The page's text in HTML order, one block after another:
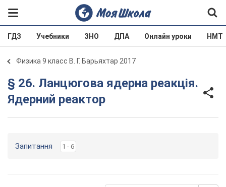
ГДЗ Учебники ЗНО ДПА Онлайн уроки НМТ
Физика 9 класс В. Г. Барьяхтар 2017
§ 26. Ланцюгова ядерна реакція.
Ядерний реактор
Запитання 1 - 6